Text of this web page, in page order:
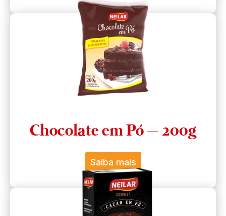
Chocolate em Pó – 200g
Saiba mais